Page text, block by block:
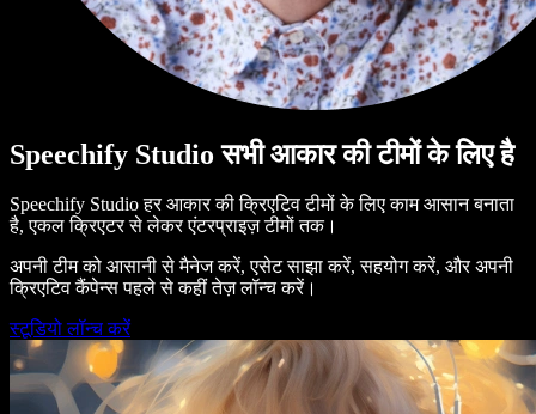
Speechify Studio सभी आकार की टीमों के लिए है
Speechify Studio हर आकार की क्रिएटिव टीमों के लिए काम आसान बनाता
है, एकल क्रिएटर से लेकर एंटरप्राइज़ टीमों तक।
अपनी टीम को आसानी से मैनेज करें, एसेट साझा करें, सहयोग करें, और अपनी
क्रिएटिव कैंपेन्स पहले से कहीं तेज़ लॉन्च करें।
स्टूडियो लॉन्च करें